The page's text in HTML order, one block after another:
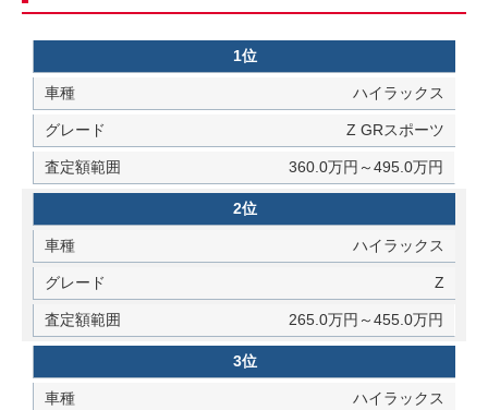
1位
ハイラックス
Z GRスポーツ
360.0万円～495.0万円
2位
ハイラックス
Z
265.0万円～455.0万円
3位
ハイラックス